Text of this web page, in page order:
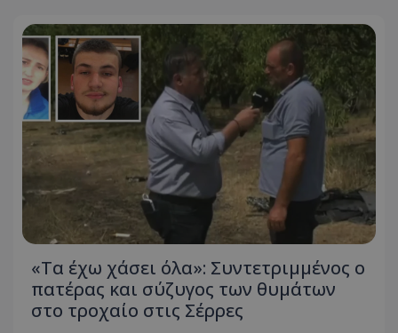
«Τα έχω χάσει όλα»: Συντετριμμένος ο
πατέρας και σύζυγος των θυμάτων
στο τροχαίο στις Σέρρες